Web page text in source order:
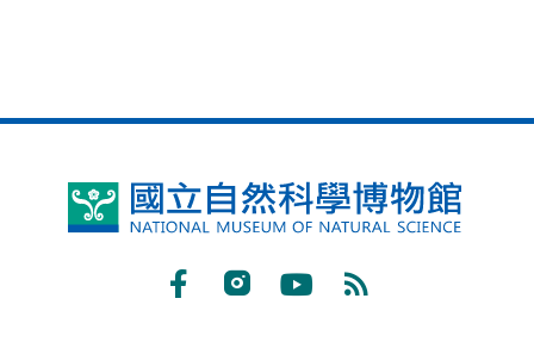
國